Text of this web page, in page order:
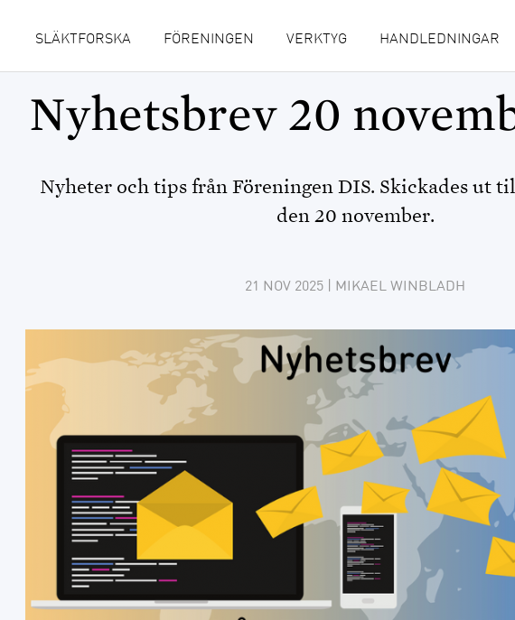
NAVIGATION
SLÄKTFORSKA FÖRENINGEN VERKTYG HANDLEDNINGAR
Nyhetsbrev 20
Nyheter och tips från Föreningen DIS. Skickades ut
den 20 november.
21 NOV 2025 | MIKAEL WINBLADH